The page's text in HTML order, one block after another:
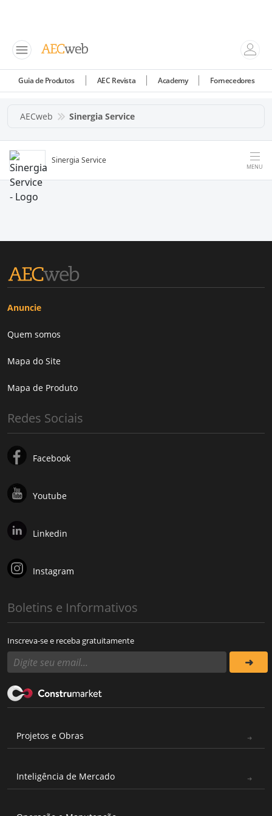
Guia de Produtos AEC Revista Academy Fornecedores
AECweb Sinergia Service
Sinergia Service
MENU
Anuncie
Quem somos
Mapa do Site
Mapa de Produto
Redes Sociais
Facebook
Youtube
Linkedin
Instagram
Boletins e Informativos
Inscreva-se e receba gratuitamente
Projetos e Obras
Inteligência de Mercado